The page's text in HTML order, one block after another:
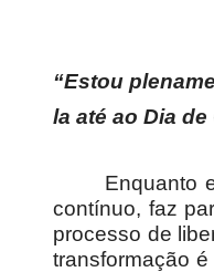
“Estou
la até ao Dia
Enquanto
contínuo, faz
processo de
transformação